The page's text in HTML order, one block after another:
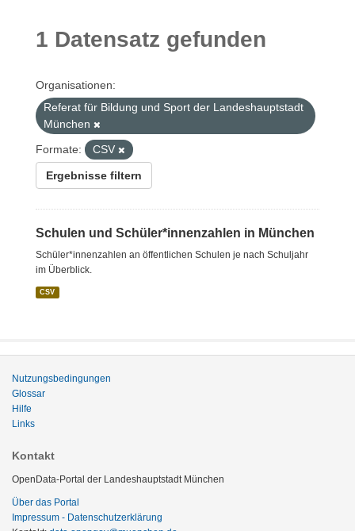
1 Datensatz gefunden
Organisationen:
Referat für Bildung und Sport der Landeshauptstadt
München
Formate:
CSV
Ergebnisse filtern
Schulen und Schüler*innenzahlen in München
Schüler*innenzahlen an öffentlichen Schulen je nach Schuljahr
im Überblick.
CSV
Nutzungsbedingungen
Glossar
Hilfe
Links
Kontakt
OpenData-Portal der Landeshauptstadt München
Über das Portal
Impressum - Datenschutzerklärung